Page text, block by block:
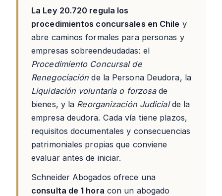
La Ley 20.720 regula los
procedimientos concursales en Chile y
abre caminos formales para personas y
empresas sobreendeudadas: el
Procedimiento Concursal de
Renegociación de la Persona Deudora, la
Liquidación voluntaria o forzosade
bienes, y la Reorganización Judicialde la
empresa deudora. Cada vía tiene plazos,
requisitos documentales y consecuencias
patrimoniales propias que conviene
evaluar antes de iniciar.
Schneider Abogados ofrece una
consulta de 1 hora con un abogado